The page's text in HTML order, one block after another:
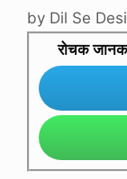
by Dil Se Desi
रोचक